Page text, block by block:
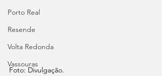
Porto Real
Resende
Volta Redonda
Vassouras
Foto: Divulgação.